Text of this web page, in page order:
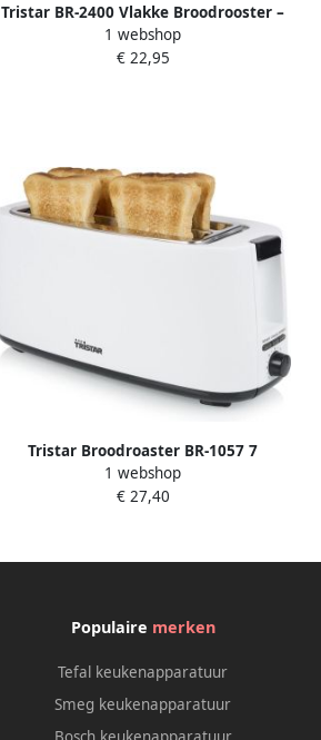
Tristar BR-2400 Vlakke Broodrooster –
23 x 20 cm – voor Brood Bagels en
Croissants Wit
1 webshop
€ 22,95
Tristar Broodroaster BR-1057 7
instelbare bruiningsstanden 2 lange
sleuven voor 4 boterhammen Wit
1 webshop
€ 27,40
Populaire merken
Tefal keukenapparatuur
Smeg keukenapparatuur